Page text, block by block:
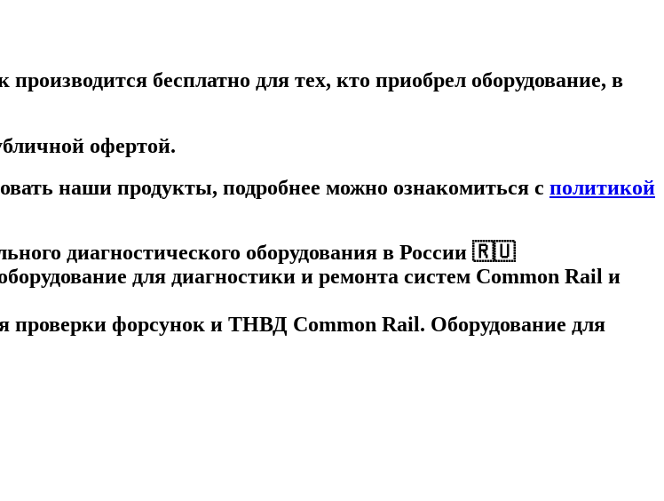
бесплатно для тех, кто приобрел оборудование, в
офертой.
наши продукты, подробнее можно ознакомиться c политикой
диагностического оборудования в России 🇷🇺
для диагностики и ремонта систем Common Rail и
проверки форсунок и ТНВД Common Rail. Оборудование для